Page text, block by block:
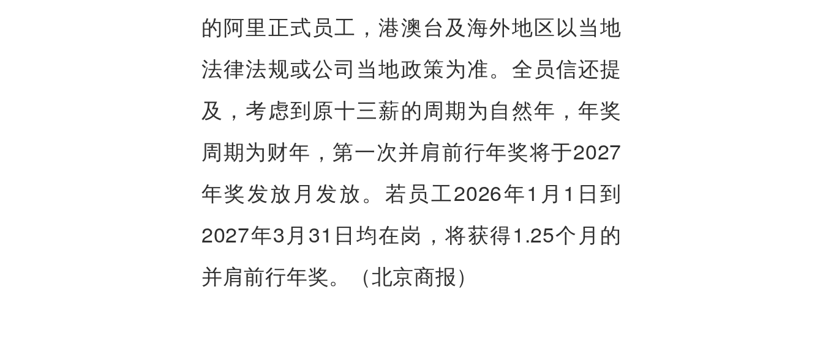
的阿里正式员工，港澳台及海外地区以当地
法律法规或公司当地政策为准。全员信还提
及，考虑到原十三薪的周期为自然年，年奖
周期为财年，第一次并肩前行年奖将于2027
年奖发放月发放。若员工2026年1月1日到
2027年3月31日均在岗，将获得1.25个月的
并肩前行年奖。（北京商报）